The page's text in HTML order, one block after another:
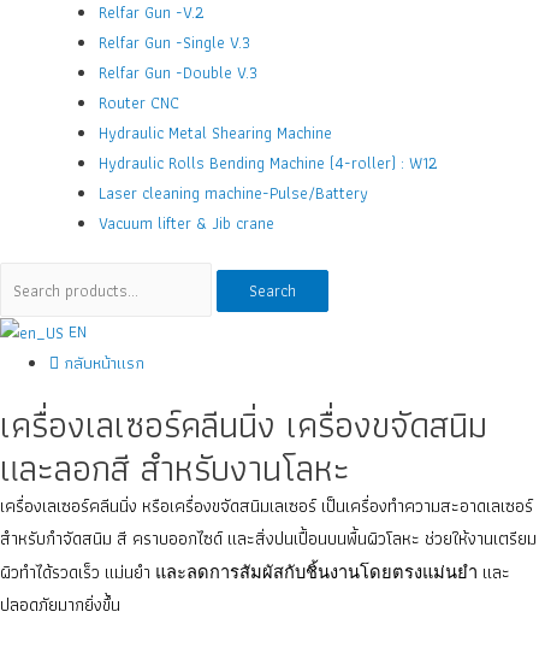
Relfar Gun -V.2
Relfar Gun -Single V.3
Relfar Gun -Double V.3
Router CNC
Hydraulic Metal Shearing Machine
Hydraulic Rolls Bending Machine (4-roller) : W12
Laser cleaning machine-Pulse/Battery
Vacuum lifter & Jib crane
Search
EN
กลับหน้าแรก
เครื่องเลเซอร์คลีนนิ่ง เครื่องขจัดสนิม
และลอกสี สำหรับงานโลหะ
เครื่องเลเซอร์คลีนนิ่ง หรือเครื่องขจัดสนิมเลเซอร์ เป็นเครื่องทำความสะอาดเลเซอร์
สำหรับกำจัดสนิม สี คราบออกไซด์ และสิ่งปนเปื้อนบนพื้นผิวโลหะ ช่วยให้งานเตรียม
ผิวทำได้รวดเร็ว แม่นยำ และลดการสัมผัสกับชิ้นงานโดยตรงแม่นยำ และ
ปลอดภัยมากยิ่งขึ้น